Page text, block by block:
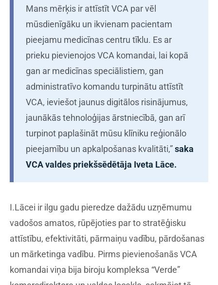
Mans mērķis ir attīstīt VCA par vēl
mūsdienīgāku un ikvienam pacientam
pieejamu medicīnas centru tīklu. Es ar
prieku pievienojos VCA komandai, lai kopā
gan ar medicīnas speciālistiem, gan
administratīvo komandu turpinātu attīstīt
VCA, ieviešot jaunus digitālos risinājumus,
jaunākās tehnoloģijas ārstniecībā, gan arī
turpinot paplašināt mūsu klīniku reģionālo
pieejamību un apkalpošanas kvalitāti,”saka
VCA valdes priekšsēdētāja Iveta Lāce.
I.Lācei ir ilgu gadu pieredze dažādu uzņēmumu
vadošos amatos, rūpējoties par to stratēģisku
attīstību, efektivitāti, pārmaiņu vadību, pārdošanas
un mārketinga vadību. Pirms pievienošanās VCA
komandai viņa bija biroju kompleksa “Verde”